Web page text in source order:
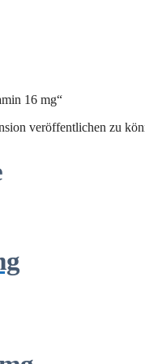
16 mg“
veröffentlichen zu